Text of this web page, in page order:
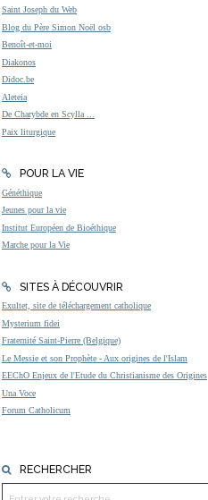
Saint Joseph du Web
Blog du Père Simon Noël osb
Benoît-et-moi
Diakonos
Didoc.be
Aleteia
De Charybde en Scylla ...
Paix liturgique
POUR LA VIE
Généthique
Jeunes pour la vie
Institut Européen de Bioéthique
Marche pour la Vie
SITES À DÉCOUVRIR
Exultet, site de téléchargement catholique
Mysterium fidei
Fraternité Saint-Pierre (Belgique)
Le Messie et son Prophète - Aux origines de l'Islam
EEChO Enjeux de l'Etude du Christianisme des Origines
Una Voce
Forum Catholicum
RECHERCHER